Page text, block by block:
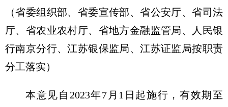
（省委组织部、省委宣传部、省公安厅、省司法
厅、省农业农村厅、省地方金融监管局、人民银
行南京分行、江苏银保监局、江苏证监局按职责
分工落实）
本意见自2023年7月1日起施行，有效期至